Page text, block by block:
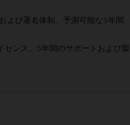
よび署名体制、予測可能な5年間
ンス、5年間のサポートおよび製